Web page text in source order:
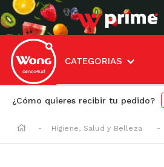
CATEGORIAS
¿Cómo quieres recibir tu pedido?
Higiene, Salud y Belleza